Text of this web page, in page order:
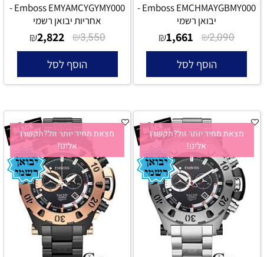
Emboss EMCHMAYGBMY000 -
יבואן רשמי
₪2,090
₪1,661
הוסף לסל
Emboss EMYAMCYGYMY000 -
אחריות יבואן רשמי
₪3,550
₪2,822
הוסף לסל
מצאת מחיר יותר זול?תקשרו
אלינו!
מצאת מחיר יותר זול?תקשרו
אלינו!